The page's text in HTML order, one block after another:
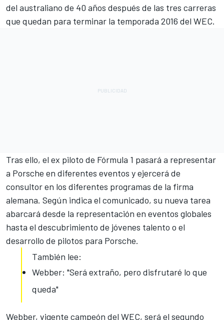
del australiano de 40 años después de las tres carreras
que quedan para terminar la temporada 2016 del WEC.
Tras ello, el ex piloto de Fórmula 1 pasará a representar
a Porsche en diferentes eventos y ejercerá de
consultor en los diferentes programas de la firma
alemana. Según indica el comunicado, su nueva tarea
abarcará desde la representación en eventos globales
hasta el descubrimiento de jóvenes talento o el
desarrollo de pilotos para Porsche.
También lee:
Webber: "Será extraño, pero disfrutaré lo que
queda"
Webber, vigente campeón del WEC, será el segundo